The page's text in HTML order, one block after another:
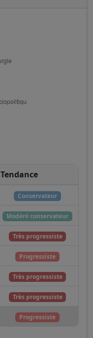
Tendance
Conservateur
Modéré conservateur
Très progressiste
Progressiste
Très progressiste
Très progressiste
Progressiste